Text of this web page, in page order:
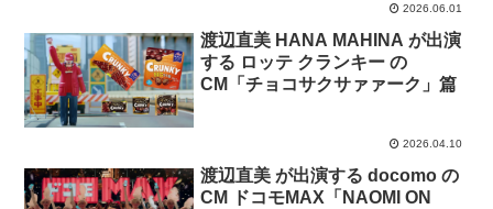
2026.06.01
渡辺直美 HANA MAHINA が出演
する ロッテ クランキー の
CM「チョコサクサァァーク」篇
2026.04.10
渡辺直美 が出演する docomo の
CM ドコモMAX「NAOMI ON